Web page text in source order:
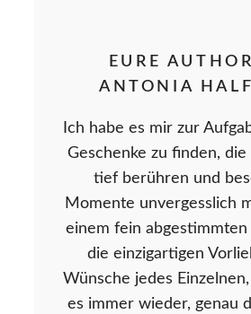
EURE
ANTONIA
Ich habe es mir zur
Geschenke zu finden,
tief berühren und
Momente unvergesslich
einem fein
die einzigartigen
Wünsche jedes
es immer wieder, genau